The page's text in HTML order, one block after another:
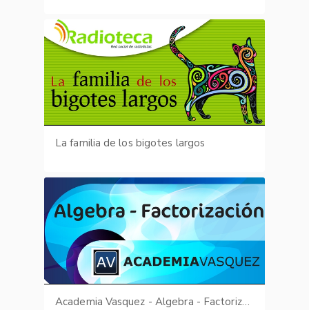
La familia de los bigotes largos
Academia Vasquez - Algebra - Factorización